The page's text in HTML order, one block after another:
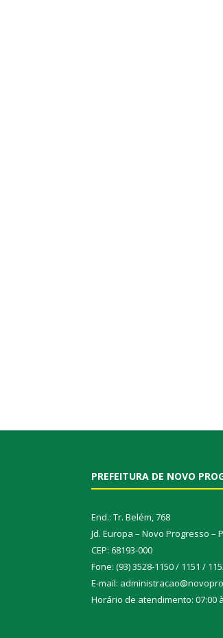
PREFEITURA DE NOVO
End.: Tr. Belém, 768
Jd. Europa – Novo Progresso –
CEP: 68193-000
Fone: (93) 3528-1150 / 1151 /
E-mail:
Horário de atendimento: 07:00